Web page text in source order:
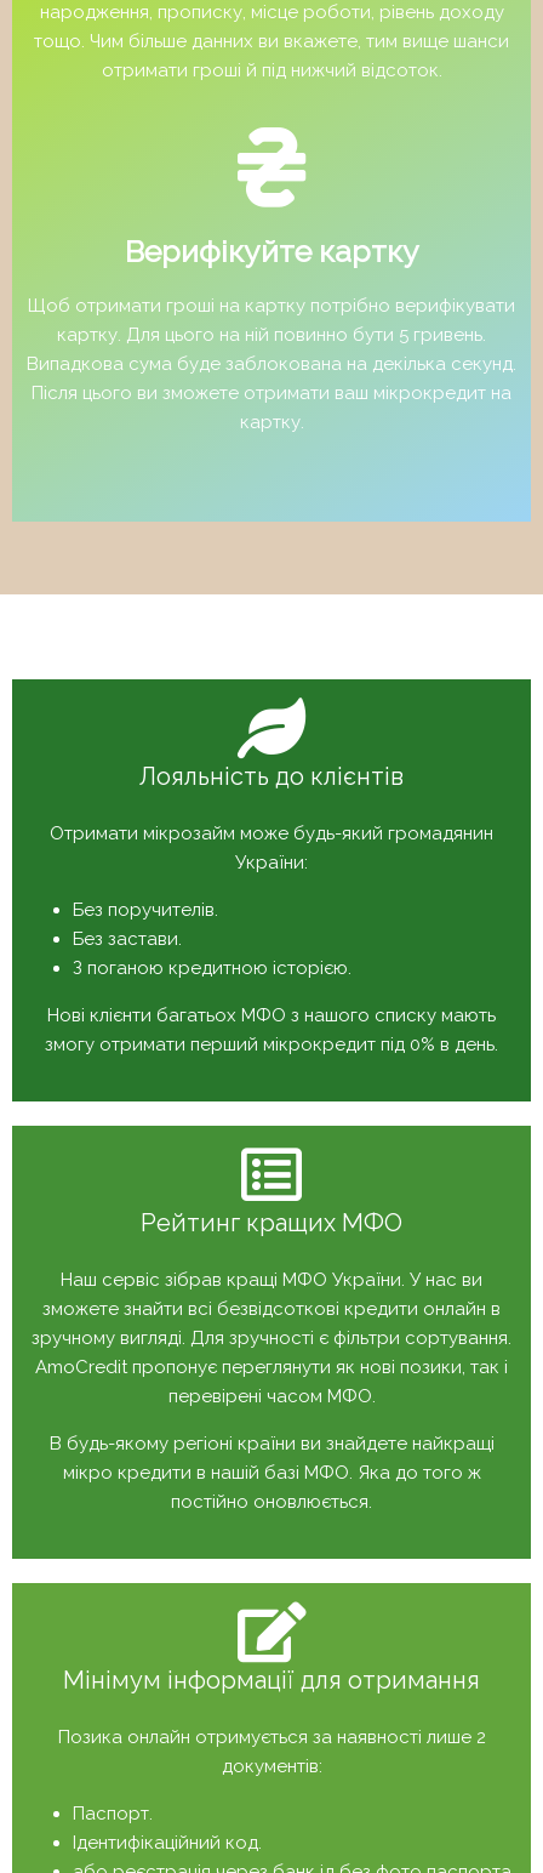
народження, прописку, місце роботи, рівень доходу
тощо. Чим більше данних ви вкажете, тим вище шанси
отримати гроші й під нижчий відсоток.
Верифікуйте картку
Щоб отримати гроші на картку потрібно верифікувати
картку. Для цього на ній повинно бути 5 гривень.
Випадкова сума буде заблокована на декілька секунд.
Після цього ви зможете отримати ваш мікрокредит на
картку.
Лояльність до клієнтів
Отримати мікрозайм може будь-який громадянин
України:
Без поручителів.
Без застави.
З поганою кредитною історією.
Нові клієнти багатьох МФО з нашого списку мають
змогу отримати перший мікрокредит під 0% в день.
Рейтинг кращих МФО
Наш сервіс зібрав кращі МФО України. У нас ви
зможете знайти всі безвідсоткові кредити онлайн в
зручному вигляді. Для зручності є фільтри сортування.
AmoCredit пропонує переглянути як нові позики, так і
перевірені часом МФО.
В будь-якому регіоні країни ви знайдете найкращі
мікро кредити в нашій базі МФО. Яка до того ж
постійно оновлюється.
Мінімум інформації для отримання
Позика онлайн отримується за наявності лише 2
документів:
Паспорт.
Ідентифікаційний код.